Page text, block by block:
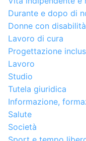
Durante e dopo di
Donne con disabilità
Lavoro di cura
Progettazione
Lavoro
Studio
Tutela giuridica
Informazione,
Salute
Società